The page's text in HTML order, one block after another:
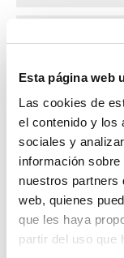
Esta página web
Las cookies de
el contenido y los
sociales y
información
nuestros partners
web, quienes
que les haya
partir del uso que
El dolor